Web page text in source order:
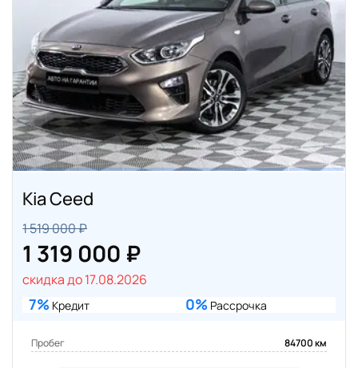
Kia Ceed
1 519 000 ₽
1 319 000 ₽
скидка до 17.08.2026
7% Кредит 0% Рассрочка
Пробег 84700 км